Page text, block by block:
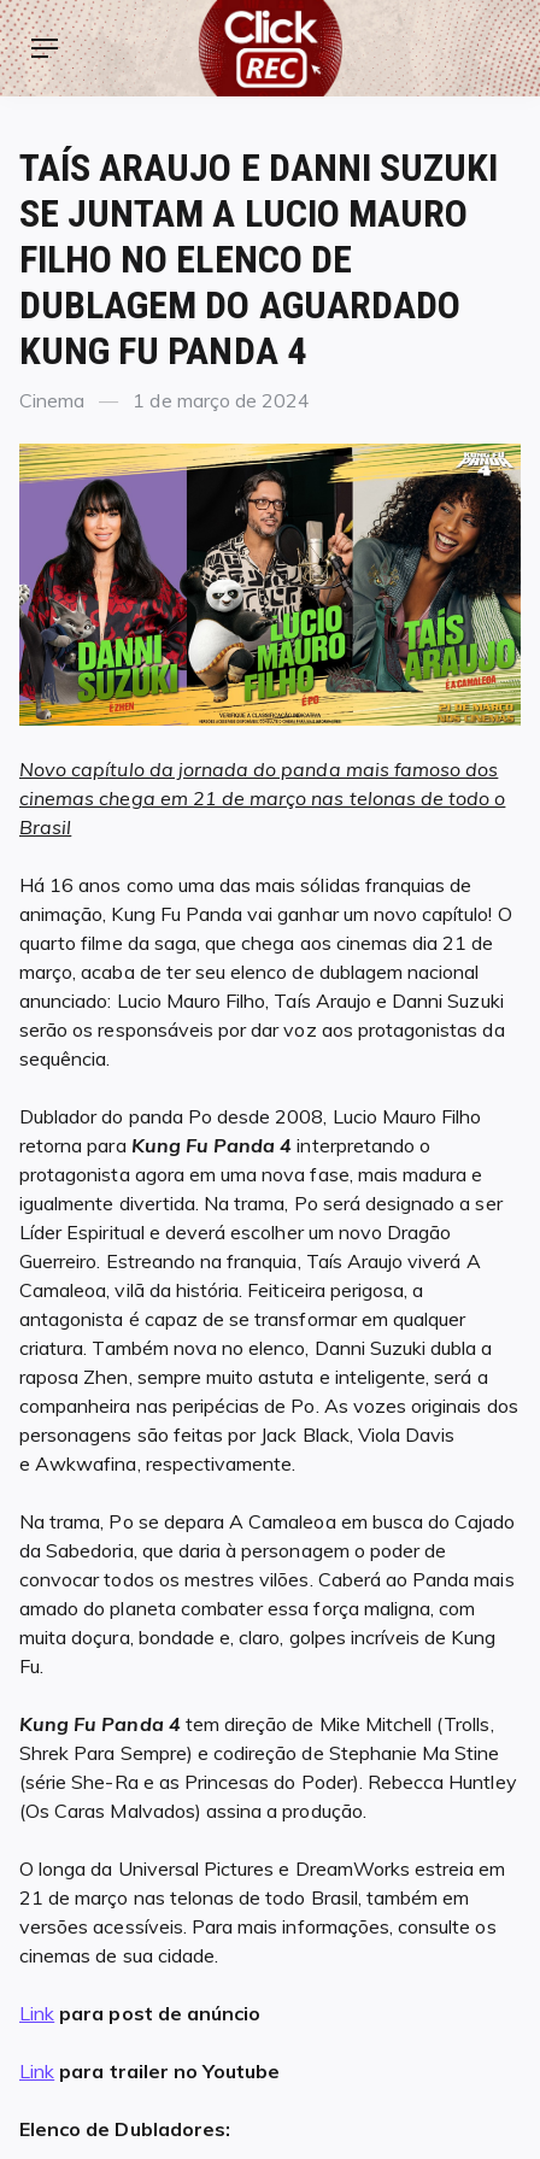
Skip
to
content
ClickREC
Menu
TAÍS ARAUJO E DANNI SUZUKI
SE JUNTAM A LUCIO MAURO
FILHO NO ELENCO DE
DUBLAGEM DO AGUARDADO
KUNG FU PANDA 4
Categories
Cinema
Posted
1 de março de 2024
Novo capítulo da jornada do panda mais famoso dos
cinemas chega em 21 de março nas telonas de todo o
Brasil
Há 16 anos como uma das mais sólidas franquias de
animação, Kung Fu Panda vai ganhar um novo capítulo! O
quarto filme da saga, que chega aos cinemas dia 21 de
março, acaba de ter seu elenco de dublagem nacional
anunciado: Lucio Mauro Filho, Taís Araujo e Danni Suzuki
serão os responsáveis por dar voz aos protagonistas da
sequência.
Dublador do panda Po desde 2008, Lucio Mauro Filho
retorna para Kung Fu Panda 4 interpretando o
protagonista agora em uma nova fase, mais madura e
igualmente divertida. Na trama, Po será designado a ser
Líder Espiritual e deverá escolher um novo Dragão
Guerreiro. Estreando na franquia, Taís Araujo viverá A
Camaleoa, vilã da história. Feiticeira perigosa, a
antagonista é capaz de se transformar em qualquer
criatura. Também nova no elenco, Danni Suzuki dubla a
raposa Zhen, sempre muito astuta e inteligente, será a
companheira nas peripécias de Po. As vozes originais dos
personagens são feitas por Jack Black, Viola Davis
e Awkwafina, respectivamente.
Na trama, Po se depara A Camaleoa em busca do Cajado
da Sabedoria, que daria à personagem o poder de
convocar todos os mestres vilões. Caberá ao Panda mais
amado do planeta combater essa força maligna, com
muita doçura, bondade e, claro, golpes incríveis de Kung
Fu.
Kung Fu Panda 4tem direção de Mike Mitchell (Trolls,
Shrek Para Sempre) e codireção de Stephanie Ma Stine
(série She-Ra e as Princesas do Poder). Rebecca Huntley
(Os Caras Malvados) assina a produção.
O longa da Universal Pictures e DreamWorks estreia em
21 de março nas telonas de todo Brasil, também em
versões acessíveis. Para mais informações, consulte os
cinemas de sua cidade.
Link para post de anúncio
Link para trailer no Youtube
Elenco de Dubladores: